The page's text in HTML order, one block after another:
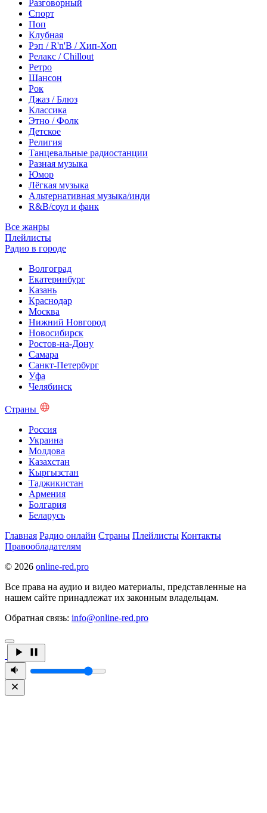
Разговорный
Спорт
Поп
Клубная
Рэп / R'n'B / Хип-Хоп
Релакс / Chillout
Ретро
Шансон
Рок
Джаз / Блюз
Классика
Этно / Фолк
Детское
Религия
Танцевальные радиостанции
Разная музыка
Юмор
Лёгкая музыка
Альтернативная музыка/инди
R&B/cоул и фанк
Все жанры
Плейлисты
Радио в городе
Волгоград
Екатеринбург
Казань
Краснодар
Москва
Нижний Новгород
Новосибирск
Ростов-на-Дону
Самара
Санкт-Петербург
Уфа
Челябинск
Страны
Россия
Украина
Молдова
Казахстан
Кыргызстан
Таджикистан
Армения
Болгария
Беларусь
Главная Радио онлайн Страны Плейлисты Контакты
Правообладателям
© 2026 online-red.pro
Все права на аудио и видео материалы, представленные на
нашем сайте принадлежат их законным владельцам.
Обратная связь: info@online-red.pro